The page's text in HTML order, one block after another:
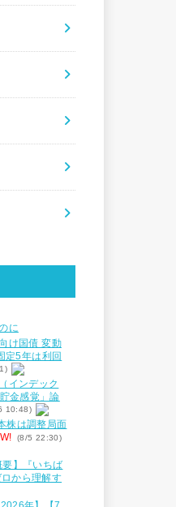
に
け国債 変動
5年は利回
インデック
金感覚」論
10:48)
株は調整局面
(8/5 22:30)
要】『いちば
から理解す